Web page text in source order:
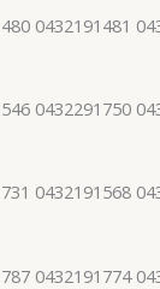
0432191481
0432291750
0432191568
0432191774